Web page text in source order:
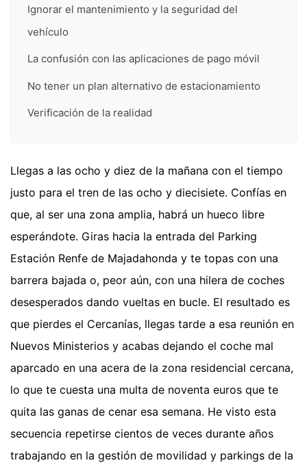
Ignorar el mantenimiento y la seguridad del
vehículo
La confusión con las aplicaciones de pago móvil
No tener un plan alternativo de estacionamiento
Verificación de la realidad
Llegas a las ocho y diez de la mañana con el tiempo
justo para el tren de las ocho y diecisiete. Confías en
que, al ser una zona amplia, habrá un hueco libre
esperándote. Giras hacia la entrada del Parking
Estación Renfe de Majadahonda y te topas con una
barrera bajada o, peor aún, con una hilera de coches
desesperados dando vueltas en bucle. El resultado es
que pierdes el Cercanías, llegas tarde a esa reunión en
Nuevos Ministerios y acabas dejando el coche mal
aparcado en una acera de la zona residencial cercana,
lo que te cuesta una multa de noventa euros que te
quita las ganas de cenar esa semana. He visto esta
secuencia repetirse cientos de veces durante años
trabajando en la gestión de movilidad y parkings de la